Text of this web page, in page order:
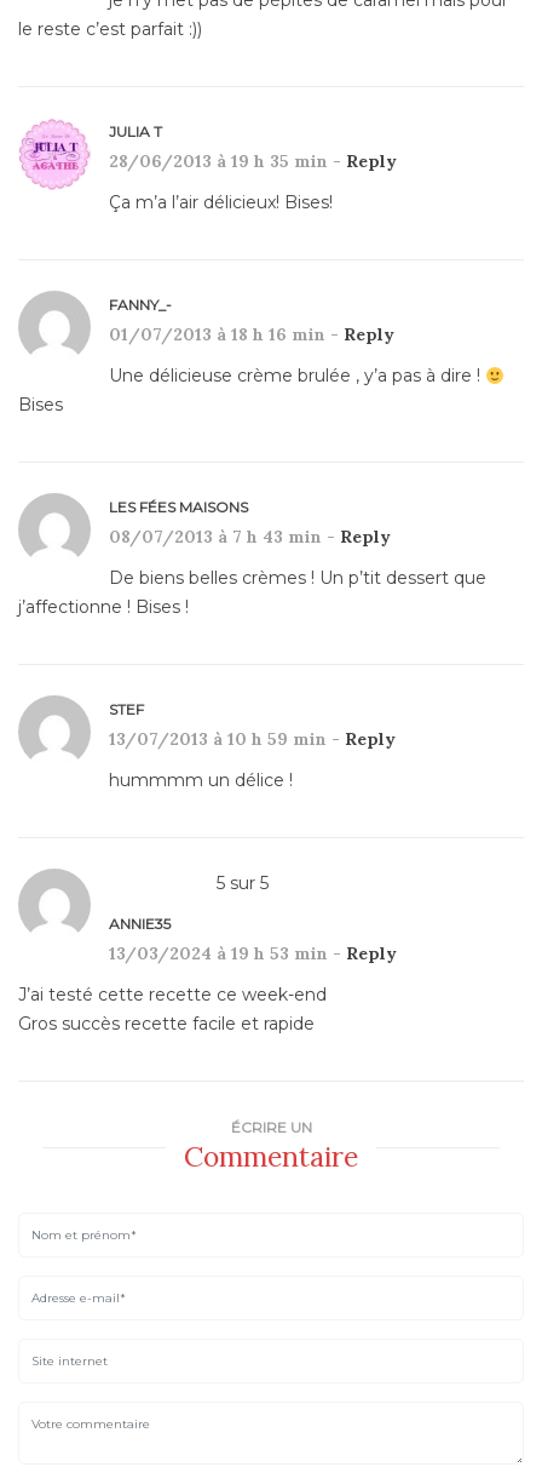
le reste c’est parfait :))
JULIA T
28/06/2013 à 19 h 35 min - Reply
Ça m’a l’air délicieux! Bises!
FANNY_-
01/07/2013 à 18 h 16 min - Reply
Une délicieuse crème brulée , y’a pas à dire !
Bises
LES FÉES MAISONS
08/07/2013 à 7 h 43 min - Reply
De biens belles crèmes ! Un p’tit dessert que
j’affectionne ! Bises !
STEF
13/07/2013 à 10 h 59 min - Reply
hummmm un délice !
5 sur 5
ANNIE35
13/03/2024 à 19 h 53 min - Reply
J’ai testé cette recette ce week-end
Gros succès recette facile et rapide
ÉCRIRE UN
Commentaire